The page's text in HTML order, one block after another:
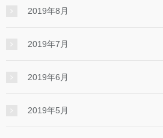
2019年8月
2019年7月
2019年6月
2019年5月